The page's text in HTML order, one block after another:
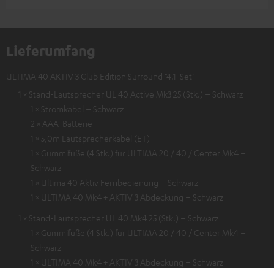
Lieferumfang
ULTIMA 40 AKTIV 3 Club Edition Surround "4.1-Set"
1 × Stand-Lautsprecher UL 40 Active Mk3 25 (Stk.) – Schwarz
1 × Stromkabel – Schwarz
2 × AAA-Batterie
1 × 5,0m Lautsprecherkabel (ET)
1 × Gummifüße (4 Stk.) für ULTIMA 20 / 40 / Center Mk4 –
Schwarz
1 × Ultima 40 Aktiv Fernbedienung – Schwarz
1 × ULTIMA 40 Mk4 + AKTIV 3 Abdeckung – Schwarz
1 × Stand-Lautsprecher UL 40 Mk4 25 (Stk.) – Schwarz
1 × Gummifüße (4 Stk.) für ULTIMA 20 / 40 / Center Mk4 –
Schwarz
1 × ULTIMA 40 Mk4 + AKTIV 3 Abdeckung – Schwarz